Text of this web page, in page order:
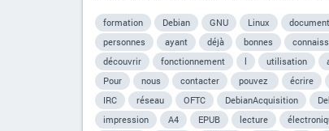
formation Debian GNU Linux
personnes
ayant déjà bonnes
découvrir
fonctionnement l utilisation
Pour
nous contacter pouvez écrire
IRC
réseau OFTC DebianAcquisition
impression
A4 EPUB lecture